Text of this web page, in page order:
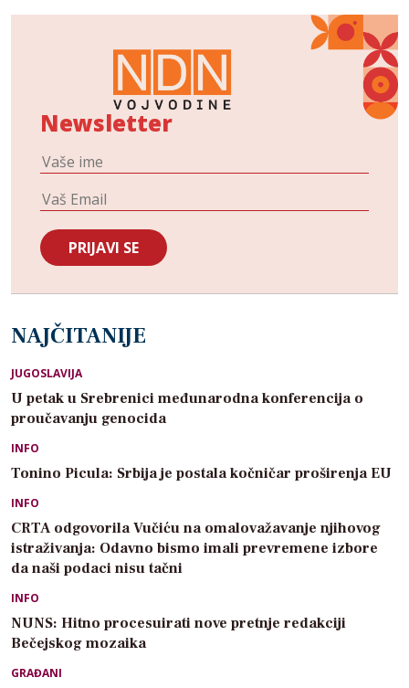
Newsletter
NAJČITANIJE
JUGOSLAVIJA
U petak u Srebrenici međunarodna konferencija o
proučavanju genocida
INFO
Tonino Picula: Srbija je postala kočničar proširenja EU
INFO
CRTA odgovorila Vučiću na omalovažavanje njihovog
istraživanja: Odavno bismo imali prevremene izbore
da naši podaci nisu tačni
INFO
NUNS: Hitno procesuirati nove pretnje redakciji
Bečejskog mozaika
GRAĐANI